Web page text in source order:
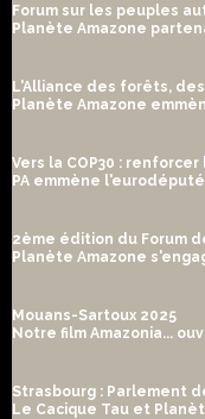
Forum sur les peuples
Planète Amazone
L'Alliance des forêts, des
Planète Amazone
Vers la COP30 : renforcer
PA emmène
2ème édition du Forum
Planète Amazone
Mouans-Sartoux 2025
Notre film Amazonia...
Strasbourg : Parlement
Le Cacique Tau et